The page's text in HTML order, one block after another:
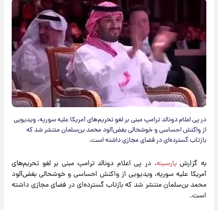
​در پی اعلام دونالد ترامپ مبنی بر لغو تحریم‌های آمریکا علیه سوریه، ویدیویی
از واکنش احساسی و خوشحالی بغض‌آلود محمد بن‌سلمان منتشر شد که
بازتاب گسترده‌ای در فضای مجازی داشته است.
به گزارشپارسینه، در پی اعلام دونالد ترامپ مبنی بر لغو تحریم‌های
آمریکا علیه سوریه، ویدیویی از واکنش احساسی و خوشحالی بغض‌آلود
محمد بن‌سلمان منتشر شد که بازتاب گسترده‌ای در فضای مجازی داشته
است.